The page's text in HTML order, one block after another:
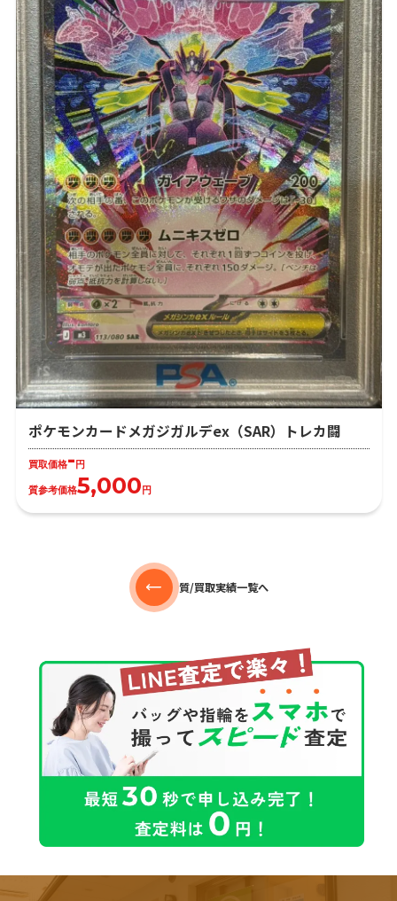
ポケモンカードメガジガルデex（SAR）トレカ闘
買取価格- 円
質参考価格5,000 円
質/買取実績一覧へ